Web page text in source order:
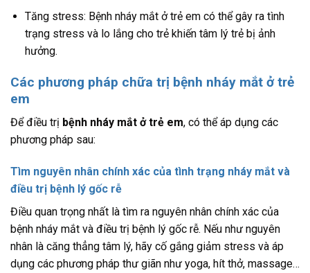
Tăng stress: Bệnh nháy mắt ở trẻ em có thể gây ra tình
trạng stress và lo lắng cho trẻ khiến tâm lý trẻ bị ảnh
hưởng.
Các phương pháp chữa trị bệnh nháy mắt ở trẻ
em
Để điều trị bệnh nháy mắt ở trẻ em, có thể áp dụng các
phương pháp sau:
Tìm nguyên nhân chính xác của tình trạng nháy mắt và
điều trị bệnh lý gốc rễ
Điều quan trọng nhất là tìm ra nguyên nhân chính xác của
bệnh nháy mắt và điều trị bệnh lý gốc rễ. Nếu như nguyên
nhân là căng thẳng tâm lý, hãy cố gắng giảm stress và áp
dụng các phương pháp thư giãn như yoga, hít thở, massage…